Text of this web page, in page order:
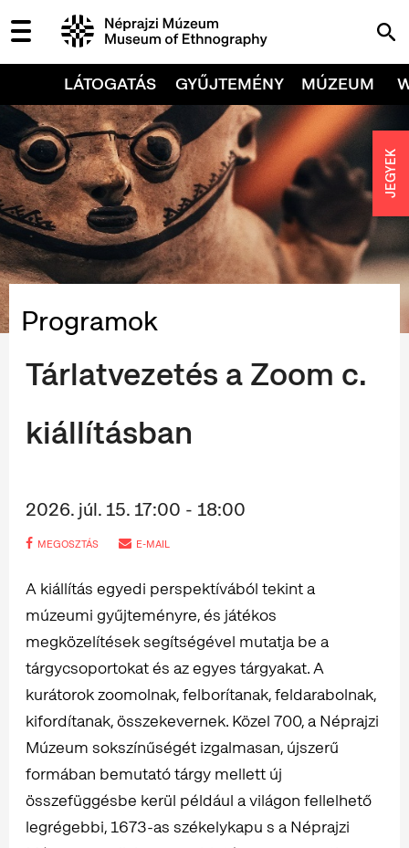
LÁTOGATÁS GYŰJTEMÉNY MÚZEUM
Programok
Tárlatvezetés a Zoom c.
kiállításban
2026. júl. 15. 17:00 - 18:00
MEGOSZTÁS E-MAIL
A kiállítás egyedi perspektívából tekint a
múzeumi gyűjteményre, és játékos
megközelítések segítségével mutatja be a
tárgycsoportokat és az egyes tárgyakat. A
kurátorok zoomolnak, felborítanak, feldarabolnak,
kifordítanak, összekevernek. Közel 700, a Néprajzi
Múzeum sokszínűségét izgalmasan, újszerű
formában bemutató tárgy mellett új
összefüggésbe kerül például a világon fellelhető
legrégebbi, 1673-as székelykapu s a Néprajzi
JEGYEK